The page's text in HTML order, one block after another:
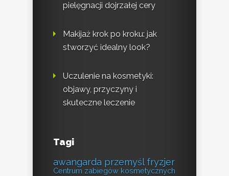
pielęgnacji dojrzałej cery
Makijaż krok po kroku: jak
stworzyć idealny look?
Uczulenie na kosmetyki:
objawy, przyczyny i
skuteczne leczenie
Tagi
awangarda przemyśl fryzjer
Centrum zabiegów kosmetycznych